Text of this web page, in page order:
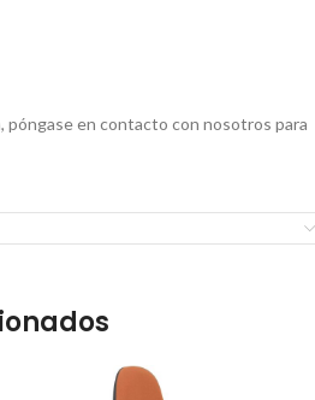
póngase en contacto con nosotros para